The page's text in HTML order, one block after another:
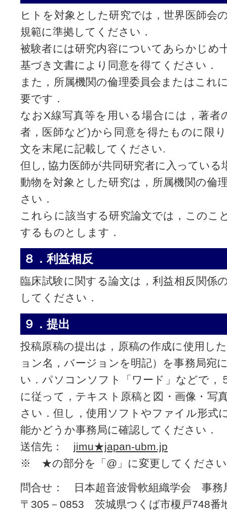
ヒトを対象とした研究では，世界医師会
規範に準拠してください．
被験者には研究内容についてあらかじめ
基づき文書により同意を得てください．
また，所属機関の倫理委員会またはこれ
要です．
なおX線写真等を用いる場合には，著者
者，医師など)から同意を得たものに限
文を末尾に記載してください.
但し, 協力医師が共同研究者に入ってい
動物を対象とした研究は，所属機関の倫
さい．
これらに該当する研究論文では，このこ
するものとします．
８．利益相反
臨床試験に関する論文は，利益相反関係
してください．
９．提出
投稿原稿の提出は，原稿の作成に使用し
ョン名，バージョンを明記）を事務局宛
い．パソコンソフト「ワード」などで，
に従って，テキスト原稿と図・画像・写
さい．但し，使用ソフトやファイル形式
能かどうか事務局に確認してください．
送信先： jimu★japan-ubm.jp
※ ★の部分を「@」に変更してください
問合せ： 日本超音波骨軟組織学会 事務
〒305－0853 茨城県つくば市榎戸748番